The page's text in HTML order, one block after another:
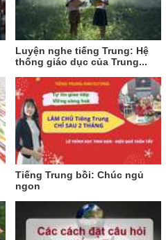
Luyện nghe tiếng Trung: Hệ
thống giáo dục của Trung...
Tiếng Trung bồi: Chúc ngủ
ngon